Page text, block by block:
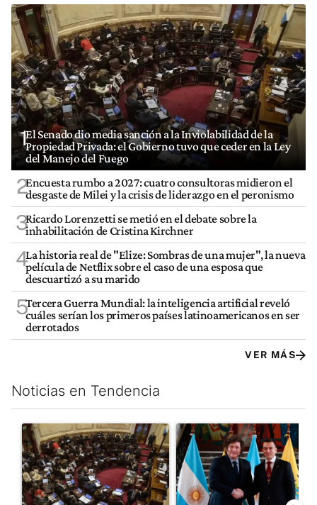
1El Senado dio media sanción a la Inviolabilidad de la
Propiedad Privada: el Gobierno tuvo que ceder en la Ley
del Manejo del Fuego
2Encuesta rumbo a 2027: cuatro consultoras midieron el
desgaste de Milei y la crisis de liderazgo en el peronismo
3Ricardo Lorenzetti se metió en el debate sobre la
inhabilitación de Cristina Kirchner
4La historia real de "Elize: Sombras de una mujer", la nueva
película de Netflix sobre el caso de una esposa que
descuartizó a su marido
5Tercera Guerra Mundial: la inteligencia artificial reveló
cuáles serían los primeros países latinoamericanos en ser
derrotados
VER MÁS
Noticias en Tendencia
Este listado muestra los artículos con más comentarios en los
Un artículo de tendencia con el título "El Senado dio media
Un artículo de tendencia con